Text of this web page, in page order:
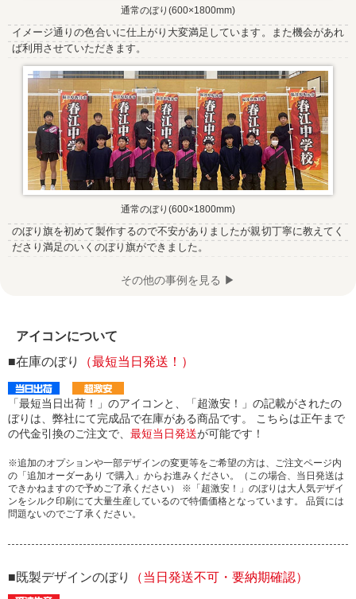
通常のぼり(600×1800mm)
イメージ通りの色合いに仕上がり大変満足しています。また機会があれ
ば利用させていただきます。
通常のぼり(600×1800mm)
のぼり旗を初めて製作するので不安がありましたが親切丁寧に教えてく
ださり満足のいくのぼり旗ができました。
その他の事例を見る ▶
アイコンについて
■在庫のぼり
（最短当日発送！）
「最短当日出荷！」のアイコンと、「超激安！」の記載がされたの
ぼりは、弊社にて完成品で在庫がある商品です。 こちらは正午まで
の代金引換のご注文で、 最短当日発送が可能です！
※追加のオプションや一部デザインの変更等をご希望の方は、ご注文ページ内
の「追加オーダーあり で購入」からお進みください。（この場合、当日発送は
できかねますので予めご了承ください） ※「超激安！」のぼりは大人気デザイ
ンをシルク印刷にて大量生産しているので特価価格となっています。 品質には
問題ないのでご了承ください。
■既製デザインのぼり （当日発送不可・要納期確認）